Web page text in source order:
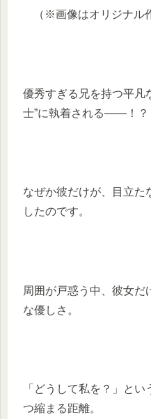
（※画像はオリジナル
優秀すぎる兄を持つ平凡
士”に執着される――！？
なぜか彼だけが、目立た
したのです。
周囲が戸惑う中、彼女だ
な優しさ。
「どうして私を？」と
つ縮まる距離。